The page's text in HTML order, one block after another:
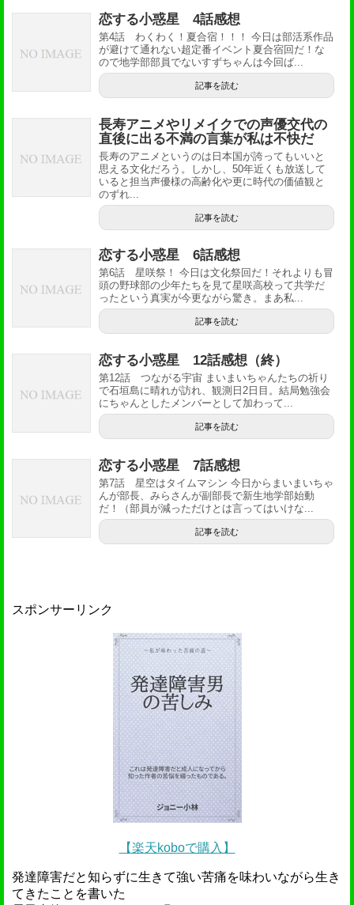
恋する小惑星 4話感想
第4話 わくわく！夏合宿！！！ 今日は部活系作品
が避けて通れない超定番イベント夏合宿回だ！な
ので地学部部員でないすずちゃんは今回ば...
記事を読む
長寿アニメやリメイクでの声優交代の
直後に出る不満の言葉が私は不快だ
長寿のアニメというのは日本国が誇ってもいいと
思える文化だろう。しかし、50年近くも放送して
いると担当声優様の高齢化や更に時代の価値観と
のずれ...
記事を読む
恋する小惑星 6話感想
第6話 星咲祭！ 今日は文化祭回だ！それよりも冒
頭の野球部の少年たちを見て星咲高校って共学だ
ったという真実が今更ながら驚き。まあ私...
記事を読む
恋する小惑星 12話感想（終）
第12話 つながる宇宙 まいまいちゃんたちの祈り
で石垣島に晴れが訪れ、観測日2日目。結局勉強会
にちゃんとしたメンバーとして加わって...
記事を読む
恋する小惑星 7話感想
第7話 星空はタイムマシン 今日からまいまいちゃ
んが部長、みらさんが副部長で新生地学部始動
だ！（部員が減っただけとは言ってはいけな...
記事を読む
スポンサーリンク
【楽天koboで購入】
発達障害だと知らずに生きて強い苦痛を味わいながら生き
てきたことを書いた